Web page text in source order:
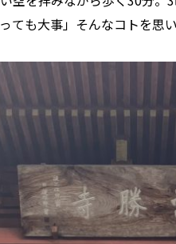
ても大事」そんなコトを思